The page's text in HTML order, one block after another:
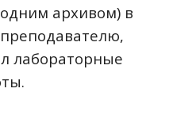
архивом) в
лабораторные